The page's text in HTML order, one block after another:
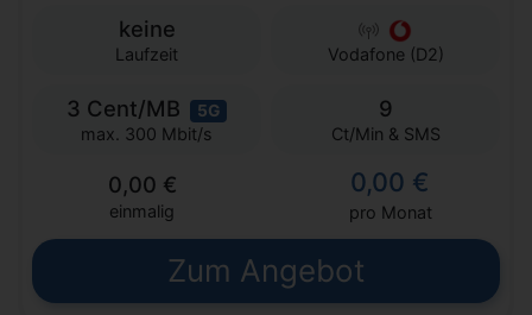
keine
Laufzeit Vodafone (D2)
3 Cent/MB 5G
max. 300 Mbit/s
9
Ct/Min & SMS
0,00 €
einmalig
0,00 €
pro Monat
Zum Angebot